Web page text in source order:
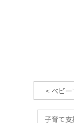
< ベビ
子育て